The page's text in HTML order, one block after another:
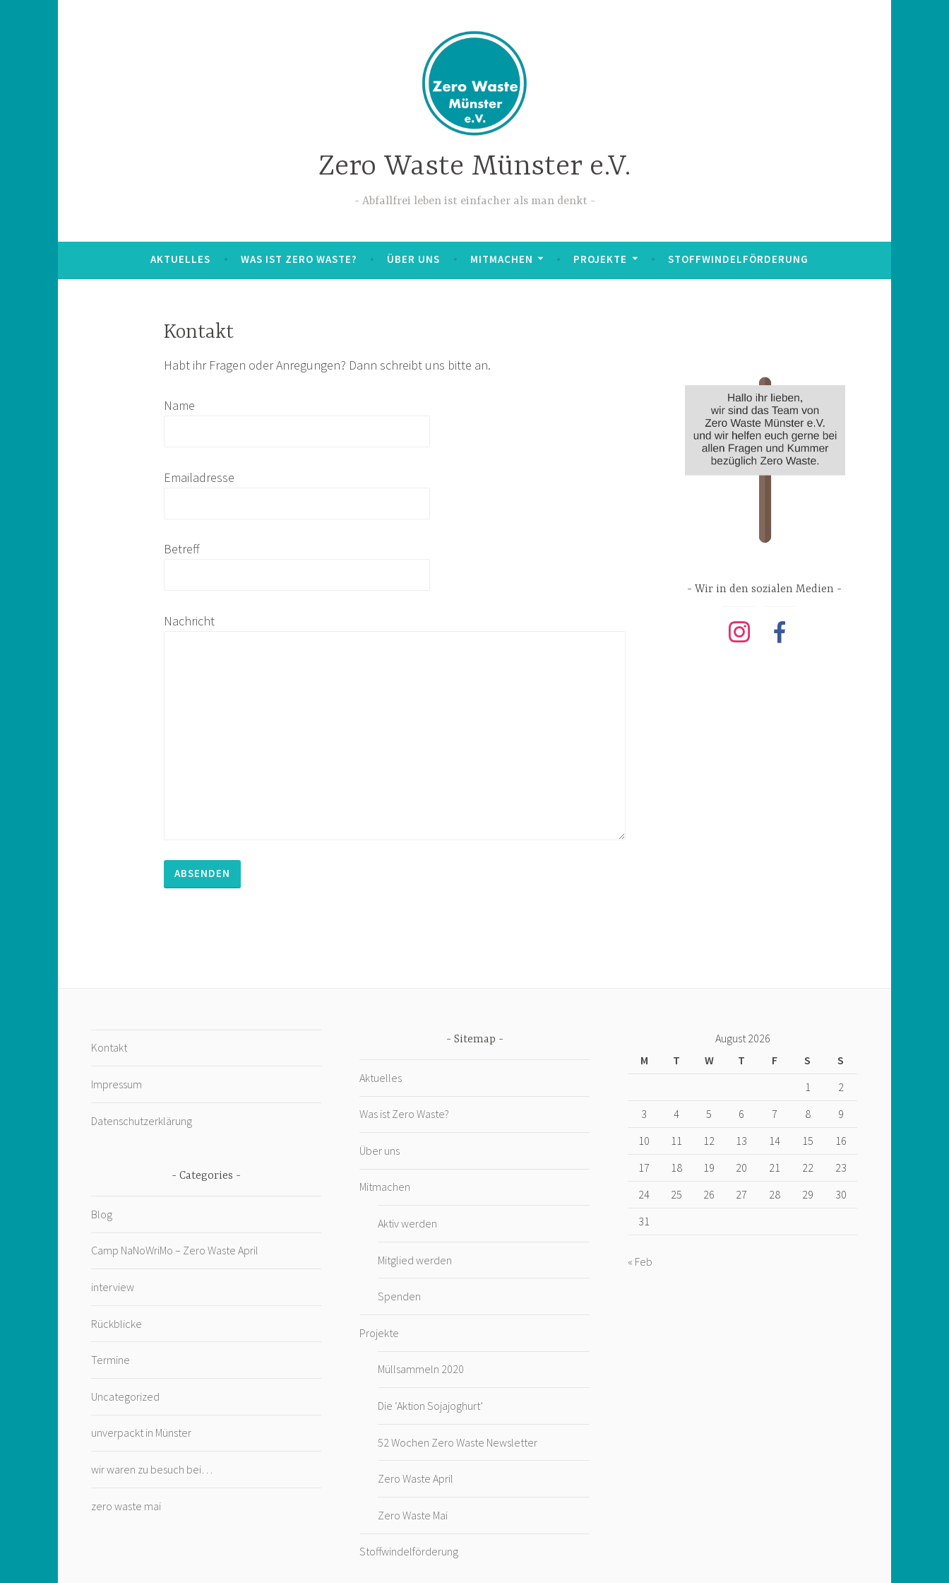
Zero Waste Münster e.V.
Abfallfrei leben ist einfacher als man denkt
AKTUELLES WAS IST ZERO WASTE? ÜBER UNS MITMACHEN PROJEKTE STOFFWINDELFÖRDERUNG
Kontakt
Habt ihr Fragen oder Anregungen? Dann schreibt uns bitte an.
Name
Emailadresse
Betreff
Nachricht
Wir in den sozialen Medien
instagram facebook
Kontakt
Impressum
Datenschutzerklärung
Categories
Blog
Camp NaNoWriMo – Zero Waste April
interview
Rückblicke
Termine
Uncategorized
unverpackt in Münster
wir waren zu besuch bei…
zero waste mai
Sitemap
Aktuelles
Was ist Zero Waste?
Über uns
Mitmachen
Aktiv werden
Mitglied werden
Spenden
Projekte
Müllsammeln 2020
Die ‘Aktion Sojajoghurt’
52 Wochen Zero Waste Newsletter
Zero Waste April
Zero Waste Mai
Stoffwindelförderung
August 2026
M
T W T F S
S
1
2
3
4 5 6 7 8
9
10
11 12 13 14 15
16
17
18 19 20 21 22
23
24
25 26 27 28 29
30
31
« Feb